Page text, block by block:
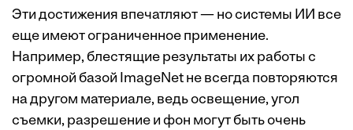
Эти достижения впечатляют — но системы ИИ все
еще имеют ограниченное применение.
Например, блестящие результаты их работы с
огромной базой ImageNet не всегда повторяются
на другом материале, ведь освещение, угол
съемки, разрешение и фон могут быть очень